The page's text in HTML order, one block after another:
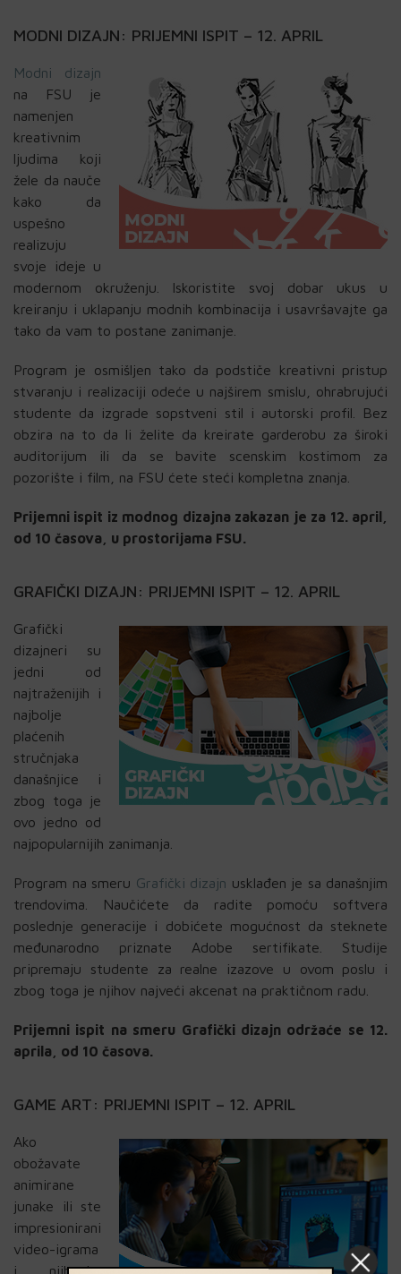
MODNI DIZAJN: PRIJEMNI ISPIT – 12. APRIL
Modni dizajn
na FSU je
namenjen
kreativnim
ljudima koji
žele da nauče
kako da
uspešno
realizuju
svoje ideje u
modernom okruženju. Iskoristite svoj dobar ukus u
kreiranju i uklapanju modnih kombinacija i usavršavajte ga
tako da vam to postane zanimanje.
Program je osmišljen tako da podstiče kreativni pristup
stvaranju i realizaciji odeće u najširem smislu, ohrabrujući
studente da izgrade sopstveni stil i autorski profil. Bez
obzira na to da li želite da kreirate garderobu za široki
auditorijum ili da se bavite scenskim kostimom za
pozorište i film, na FSU ćete steći kompletna znanja.
Prijemni ispit iz modnog dizajna zakazan je za 12. april,
od 10 časova, u prostorijama FSU.
GRAFIČKI DIZAJN: PRIJEMNI ISPIT – 12. APRIL
Grafički
dizajneri su
jedni od
najtraženijih i
najbolje
plaćenih
stručnjaka
današnjice i
zbog toga je
ovo jedno od
najpopularnijih zanimanja.
Program na smeru Grafički dizajn usklađen je sa današnjim
trendovima. Naučićete da radite pomoću softvera
poslednje generacije i dobićete mogućnost da steknete
međunarodno priznate Adobe sertifikate. Studije
pripremaju studente za realne izazove u ovom poslu i
zbog toga je njihov najveći akcenat na praktičnom radu.
Prijemni ispit na smeru Grafički dizajn održaće se 12.
aprila, od 10 časova.
GAME ART: PRIJEMNI ISPIT – 12. APRIL
Ako
obožavate
animirane
junake ili ste
impresionirani
video-igrama
i njihovim